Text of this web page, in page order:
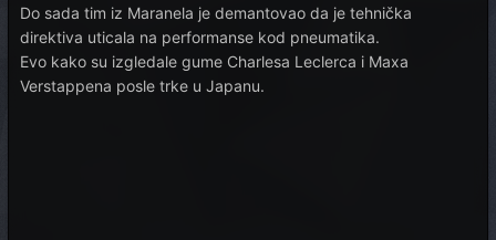
Do sada tim iz Maranela je demantovao da je tehnička
direktiva uticala na performanse kod pneumatika.
Evo kako su izgledale gume Charlesa Leclerca i Maxa
Verstappena posle trke u Japanu.